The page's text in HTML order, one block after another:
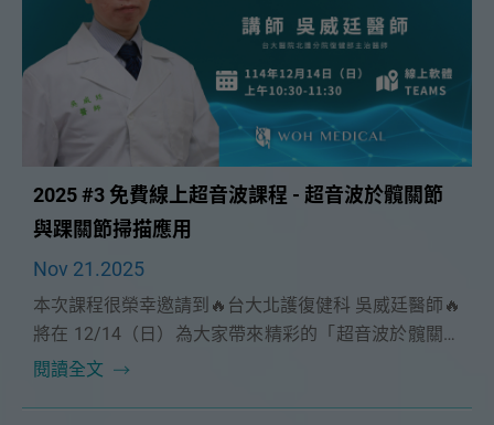
2025 #3 免費線上超音波課程 - 超音波於髖關節
與踝關節掃描應用
Nov 21.2025
本次課程很榮幸邀請到🔥台大北護復健科 吳威廷醫師🔥
將在 12/14（日）為大家帶來精彩的「超音波於髖關節
與踝關節掃描應用」課程。
閱讀全文